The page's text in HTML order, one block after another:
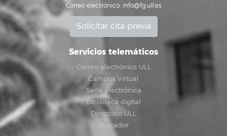
Correo electrónico: info@fg.ull.es
Solicitar cita previa
Servicios telemáticos
Correo electrónico ULL
Campus Virtual
Sede electrónica
Biblioteca digital
Directorio ULL
Buscador